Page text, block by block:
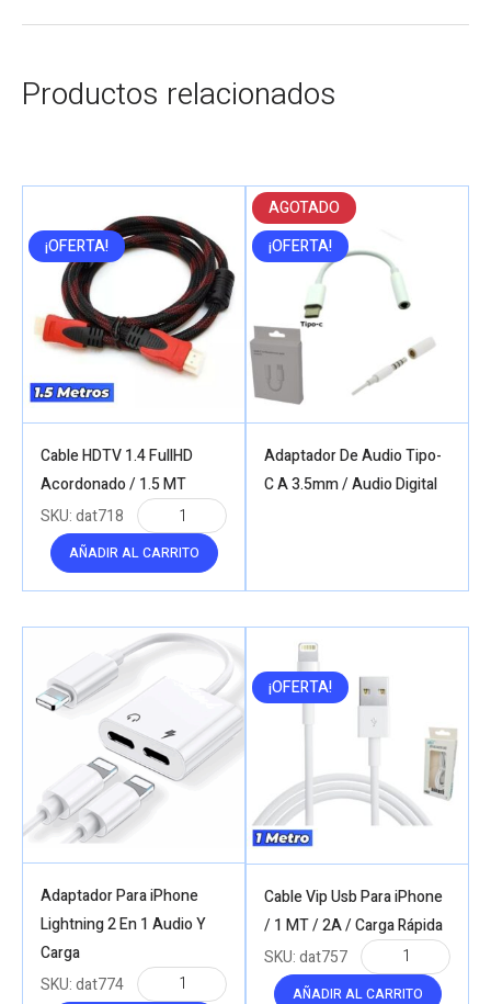
Productos relacionados
¡OFERTA!
Cable HDTV 1.4 FullHD
Acordonado / 1.5 MT
AÑADIR AL CARRITO
SKU:dat718
AGOTADO
¡OFERTA!
Adaptador De Audio Tipo-
C A 3.5mm / Audio Digital
Adaptador Para iPhone
Lightning 2 En 1 Audio Y
Carga
SKU:dat774
¡OFERTA!
Cable Vip Usb Para iPhone
/ 1 MT / 2A / Carga Rápida
AÑADIR AL CARRITO
SKU:dat757